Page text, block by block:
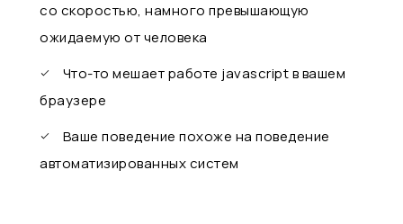
со скоростью, намного превышающую
ожидаемую от человека
Что-то мешает работе javascript в вашем
браузере
Ваше поведение похоже на поведение
автоматизированных систем